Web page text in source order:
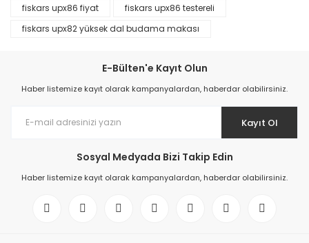
fiskars upx86 fiyat
fiskars upx86 testereli
fiskars upx82 yüksek dal budama makası
E-Bülten'e Kayıt Olun
Haber listemize kayıt olarak kampanyalardan, haberdar olabilirsiniz.
Kayıt Ol
Sosyal Medyada Bizi Takip Edin
Haber listemize kayıt olarak kampanyalardan, haberdar olabilirsiniz.